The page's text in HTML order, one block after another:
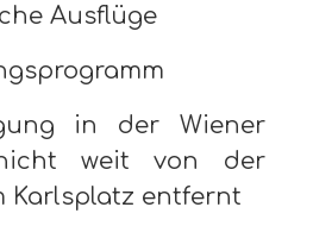
Ausflüge
in der Wiener
weit von der
Karlsplatz entfernt